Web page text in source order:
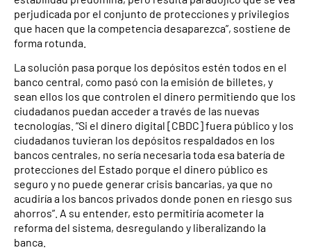
perjudicada por el conjunto de protecciones y privilegios
que hacen que la competencia desaparezca”, sostiene de
forma rotunda.
La solución pasa porque los depósitos estén todos en el
banco central, como pasó con la emisión de billetes, y
sean ellos los que controlen el dinero permitiendo que los
ciudadanos puedan acceder a través de las nuevas
tecnologías. “Si el dinero digital [CBDC] fuera público y los
ciudadanos tuvieran los depósitos respaldados en los
bancos centrales, no sería necesaria toda esa batería de
protecciones del Estado porque el dinero público es
seguro y no puede generar crisis bancarias, ya que no
acudiría a los bancos privados donde ponen en riesgo sus
ahorros”. A su entender, esto permitiría acometer la
reforma del sistema, desregulando y liberalizando la
banca.